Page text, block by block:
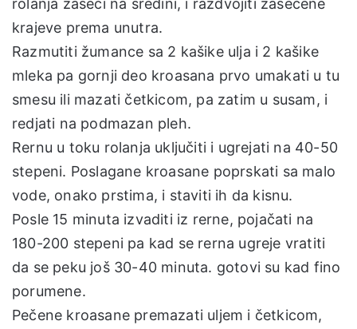
rolanja zaseći na sredini, i razdvojiti zasečene
krajeve prema unutra.
Razmutiti žumance sa 2 kašike ulja i 2 kašike
mleka pa gornji deo kroasana prvo umakati u tu
smesu ili mazati četkicom, pa zatim u susam, i
redjati na podmazan pleh.
Rernu u toku rolanja uključiti i ugrejati na 40-50
stepeni. Poslagane kroasane poprskati sa malo
vode, onako prstima, i staviti ih da kisnu.
Posle 15 minuta izvaditi iz rerne, pojačati na
180-200 stepeni pa kad se rerna ugreje vratiti
da se peku još 30-40 minuta. gotovi su kad fino
porumene.
Pečene kroasane premazati uljem i četkicom,